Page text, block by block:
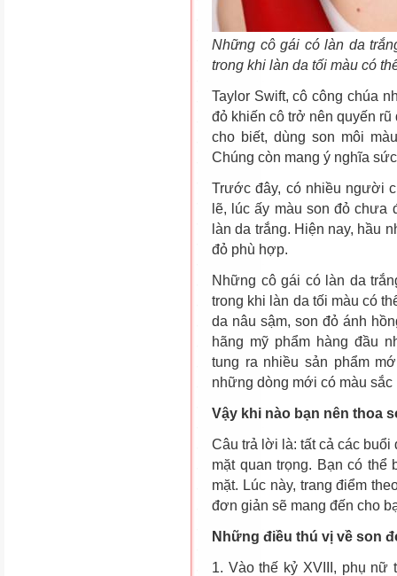
Những cô gái có làn da
trong khi làn da tối màu có
Taylor Swift, cô công chúa
đỏ khiến cô trở nên quyến
cho biết, dùng son môi
Chúng còn mang ý nghĩa
Trước đây, có nhiều người
lẽ, lúc ấy màu son đỏ
làn da trắng. Hiện nay, hầu
đỏ phù hợp.
Những cô gái có làn da
trong khi làn da tối màu có
da nâu sậm, son đỏ ánh
hãng mỹ phẩm hàng đầu
tung ra nhiều sản phẩm
những dòng mới có màu
Vậy khi nào bạn nên thoa
Câu trả lời là: tất cả các
mặt quan trọng. Bạn có
mặt. Lúc này, trang điểm
đơn giản sẽ mang đến cho
Những điều thú vị về son
1. Vào thế kỷ XVIII, phụ nữ